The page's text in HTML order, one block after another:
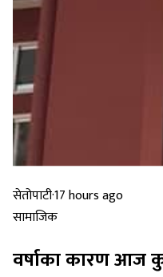
सेतोपाटी·17 hours ago
सामाजिक
वर्षाका कारण